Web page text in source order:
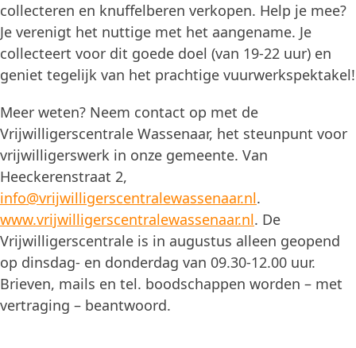
collecteren en knuffelberen verkopen. Help je mee?
Je verenigt het nuttige met het aangename. Je
collecteert voor dit goede doel (van 19-22 uur) en
geniet tegelijk van het prachtige vuurwerkspektakel!
Meer weten? Neem contact op met de
Vrijwilligerscentrale Wassenaar, het steunpunt voor
vrijwilligerswerk in onze gemeente. Van
Heeckerenstraat 2,
info@vrijwilligerscentralewassenaar.nl.
www.vrijwilligerscentralewassenaar.nl. De
Vrijwilligerscentrale is in augustus alleen geopend
op dinsdag- en donderdag van 09.30-12.00 uur.
Brieven, mails en tel. boodschappen worden – met
vertraging – beantwoord.